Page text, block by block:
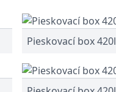
Pieskovací box 420l